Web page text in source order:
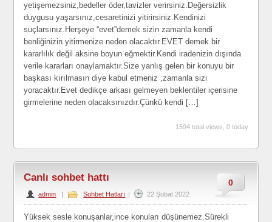
yetişemezsiniz,bedeller öder,tavizler verirsiniz.Değersizlik
duygusu yaşarsınız,cesaretinizi yitirirsiniz.Kendinizi
suçlarsınız.Herşeye “evet”demek sizin zamanla kendi
benliğinizin yitirmenize neden olacaktır.EVET demek bir
kararlılık değil aksine boyun eğmektir.Kendi iradenizin dışında
verile kararları onaylamaktır.Size yanlış gelen bir konuyu bir
başkası kırılmasın diye kabul etmeniz ,zamanla sizi
yoracaktır.Evet dedikçe arkası gelmeyen beklentiler içerisine
girmelerine neden olacaksınızdır.Çünkü kendi […]
1594 total views, 0 today
0
Canlı sohbet hattı
admin | Sohbet Hatları | 22 Şubat 2022
Yüksek sesle konuşanlar,ince konuları düşünemez.Sürekli